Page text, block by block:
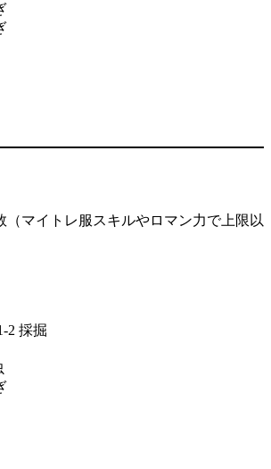
（マイトレ服スキルやロマン力で上限以
2 採掘